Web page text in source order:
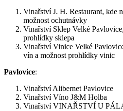
Vinařství J. H. Restaurant, kde
možnost ochutnávky
Vinařství Sklep Velké
prohlídky sklepa
Vinařství Vinice Velké
vín a možnost prohlídky vinic
Pavlovice:
Vinařství Alibernet Pavlovice
Vinařství Víno J&M Holba
Vinařství VINAŘSTVÍ U